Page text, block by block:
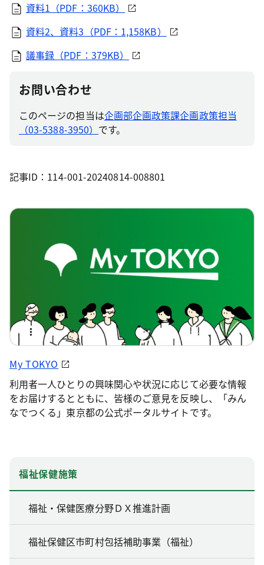
資料1（PDF：360KB）
資料2、資料3（PDF：1,158KB）
議事録（PDF：379KB）
お問い合わせ
このページの担当は企画部企画政策課企画政策担当
（03-5388-3950） です。
記事ID：114-001-20240814-008801
My TOKYO
利用者一人ひとりの興味関心や状況に応じて必要な情報
をお届けするとともに、皆様のご意見を反映し、「みん
なでつくる」東京都の公式ポータルサイトです。
福祉保健施策
福祉・保健医療分野ＤＸ推進計画
福祉保健区市町村包括補助事業（福祉）